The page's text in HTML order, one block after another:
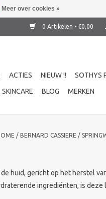
0 Artikelen - €0,00
ACTIES NIEUW !! SOTHYS
BLOG MERKEN
/ BERNARD CASSIERE /
huid, gericht op het herstel
ingrediënten, is deze
Meer over cookies »